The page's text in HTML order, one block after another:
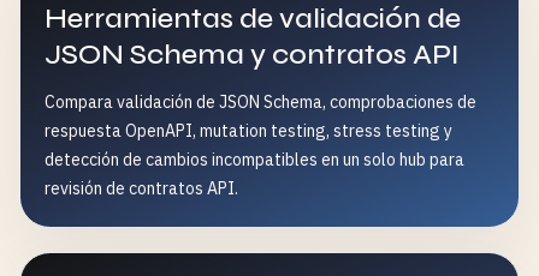
Herramientas de validación de
JSON Schema y contratos API
Compara validación de JSON Schema, comprobaciones de
respuesta OpenAPI, mutation testing, stress testing y
detección de cambios incompatibles en un solo hub para
revisión de contratos API.